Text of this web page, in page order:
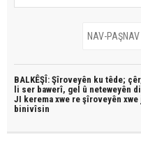
BALKÊŞÎ: Şîroveyên ku têde;
li ser bawerî, gel û neteweyên
JI kerema xwe re şîroveyên xwe
binivîsin